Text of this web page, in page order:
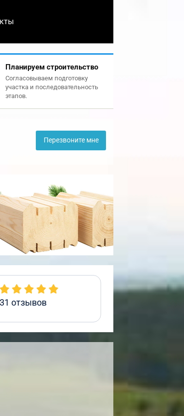
Планируем строительство
Согласовываем подготовку
участка и последовательность
этапов.
Перезвоните мне
31 отзывов